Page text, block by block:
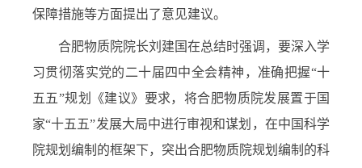
保障措施等方面提出了意见建议。
合肥物质院院长刘建国在总结时强调，要深入学
习贯彻落实党的二十届四中全会精神，准确把握“十
五五”规划《建议》要求，将合肥物质院发展置于国
家“十五五”发展大局中进行审视和谋划，在中国科学
院规划编制的框架下，突出合肥物质院规划编制的科